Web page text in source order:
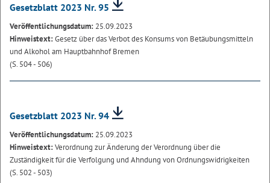
Gesetzblatt 2023 Nr. 95
Veröffentlichungsdatum: 25.09.2023
Hinweistext:Gesetz über das Verbot des Konsums von Betäubungsmitteln
und Alkohol am Hauptbahnhof Bremen
(S. 504 - 506)
Gesetzblatt 2023 Nr. 94
Veröffentlichungsdatum: 25.09.2023
Hinweistext:Verordnung zur Änderung der Verordnung über die
Zuständigkeit für die Verfolgung und Ahndung von Ordnungswidrigkeiten
(S. 502 - 503)